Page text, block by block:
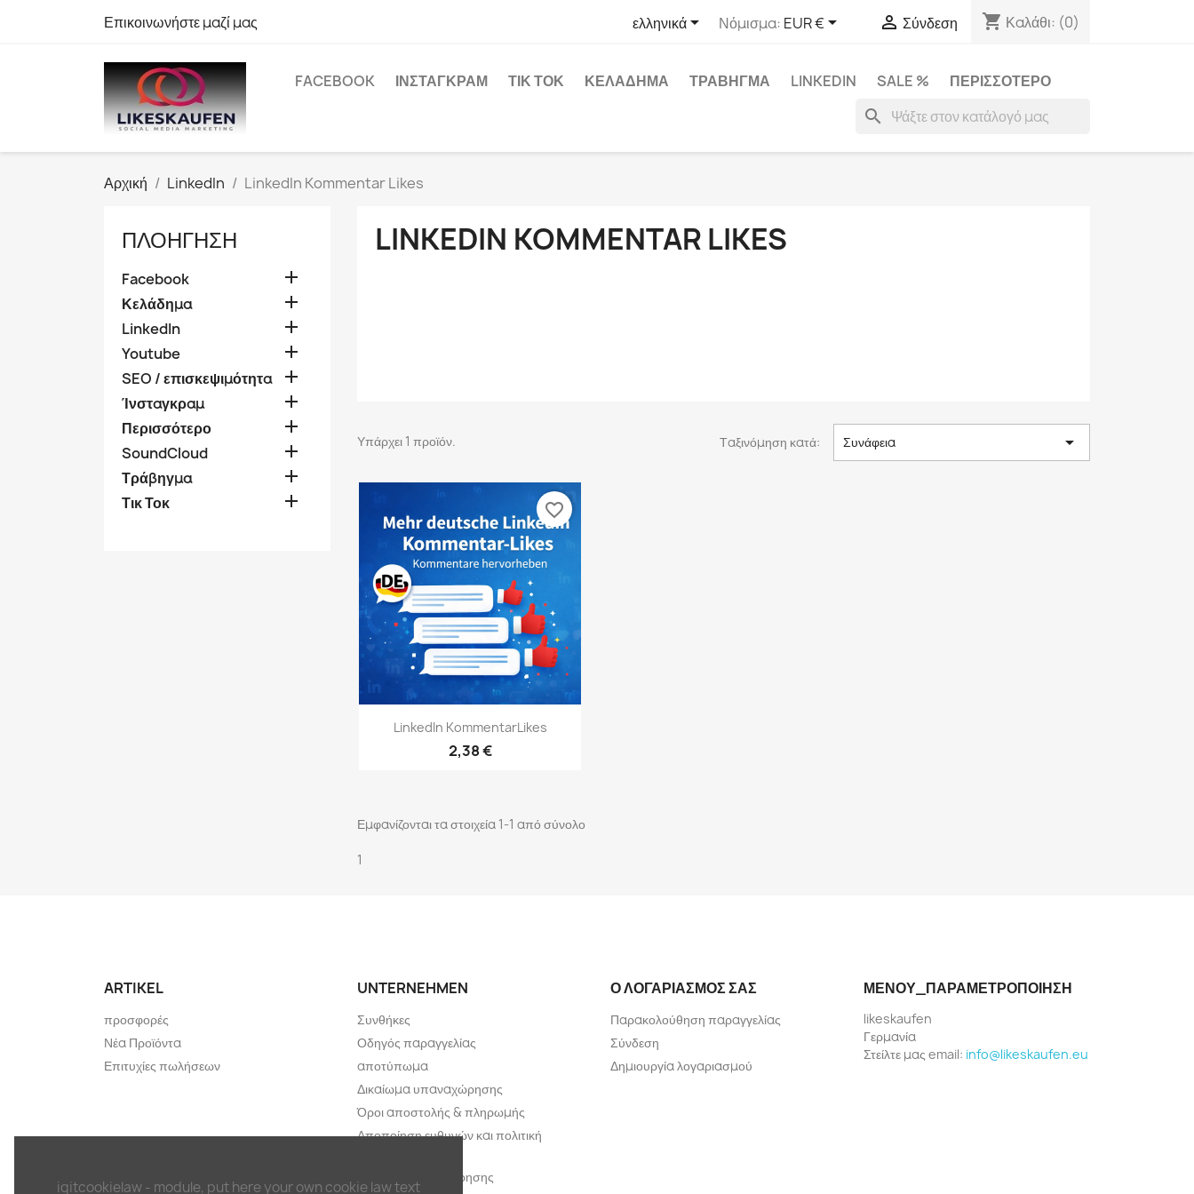
Επικοινωνήστε μαζί μας ελληνικά Νόμισμα: EUR €  Σύνδεση shopping_cart Καλάθι: (0)
FACEBOOK ΊΝΣΤΑΓΚΡΑΜ ΤΙΚ ΤΟΚ ΚΕΛΆΔΗΜΑ ΤΡΆΒΗΓΜΑ LINKEDIN SALE % ΠΕΡΙΣΣΌΤΕΡΟ
search
Αρχική LinkedIn LinkedIn Kommentar Likes
ΠΛΟΉΓΗΣΗ
Facebook 
Κελάδημα 
LinkedIn 
Youtube 
SEO / επισκεψιμότητα 
Ίνσταγκραμ 
Περισσότερο 
SoundCloud 
Τράβηγμα 
Τικ Τοκ 
LINKEDIN KOMMENTAR LIKES
Υπάρχει 1 προϊόν. Ταξινόμηση κατά: Συνάφεια 
Γρήγορη προβολή
LinkedIn KommentarLikes
2,38 €
favorite_border
Εμφανίζονται τα στοιχεία 1-1 από σύνολο
1
ARTIKEL
προσφορές
Νέα Προϊόντα
Επιτυχίες πωλήσεων
UNTERNEHMEN
Συνθήκες
Οδηγός παραγγελίας
αποτύπωμα
Δικαίωμα υπαναχώρησης
Όροι αποστολής & πληρωμής
Αποποίηση ευθυνών και πολιτική
Έντυπο υπαναχώρησης
Ο ΛΟΓΑΡΙΑΣΜΌΣ ΣΑΣ
Παρακολούθηση παραγγελίας
Σύνδεση
Δημιουργία λογαριασμού
ΜΕΝΟΎ_ΠΑΡΑΜΕΤΡΟΠΟΊΗΣΗ
likeskaufen
Γερμανία
Στείλτε μας email: info@likeskaufen.eu
iqitcookielaw - module, put here your own cookie law text